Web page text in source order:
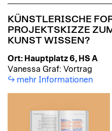
KÜNSTLERISCHE
PROJEKTSKIZZE
KUNST WISSEN?
Ort: Hauptplatz 6, HS A
Vanessa Graf: Vortrag
mehr Informationen